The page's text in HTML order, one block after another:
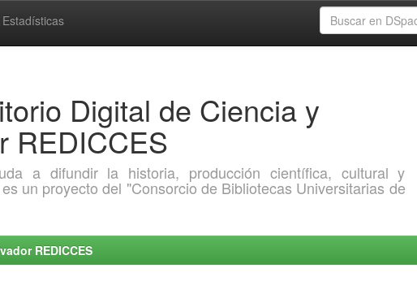
Estadísticas
Digital de Ciencia y
REDICCES
a difundir la historia, producción científica, cultural y
un proyecto del "Consorcio de Bibliotecas Universitarias de
REDICCES